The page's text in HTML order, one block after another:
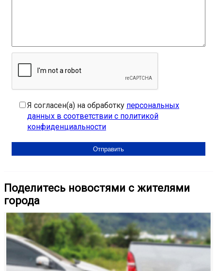
Я согласен(а) на обработку персональных
данных в соответствии с политикой
конфиденциальности
Поделитесь новостями с жителями
города